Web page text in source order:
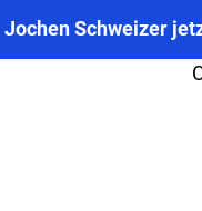
Jochen Schweizer